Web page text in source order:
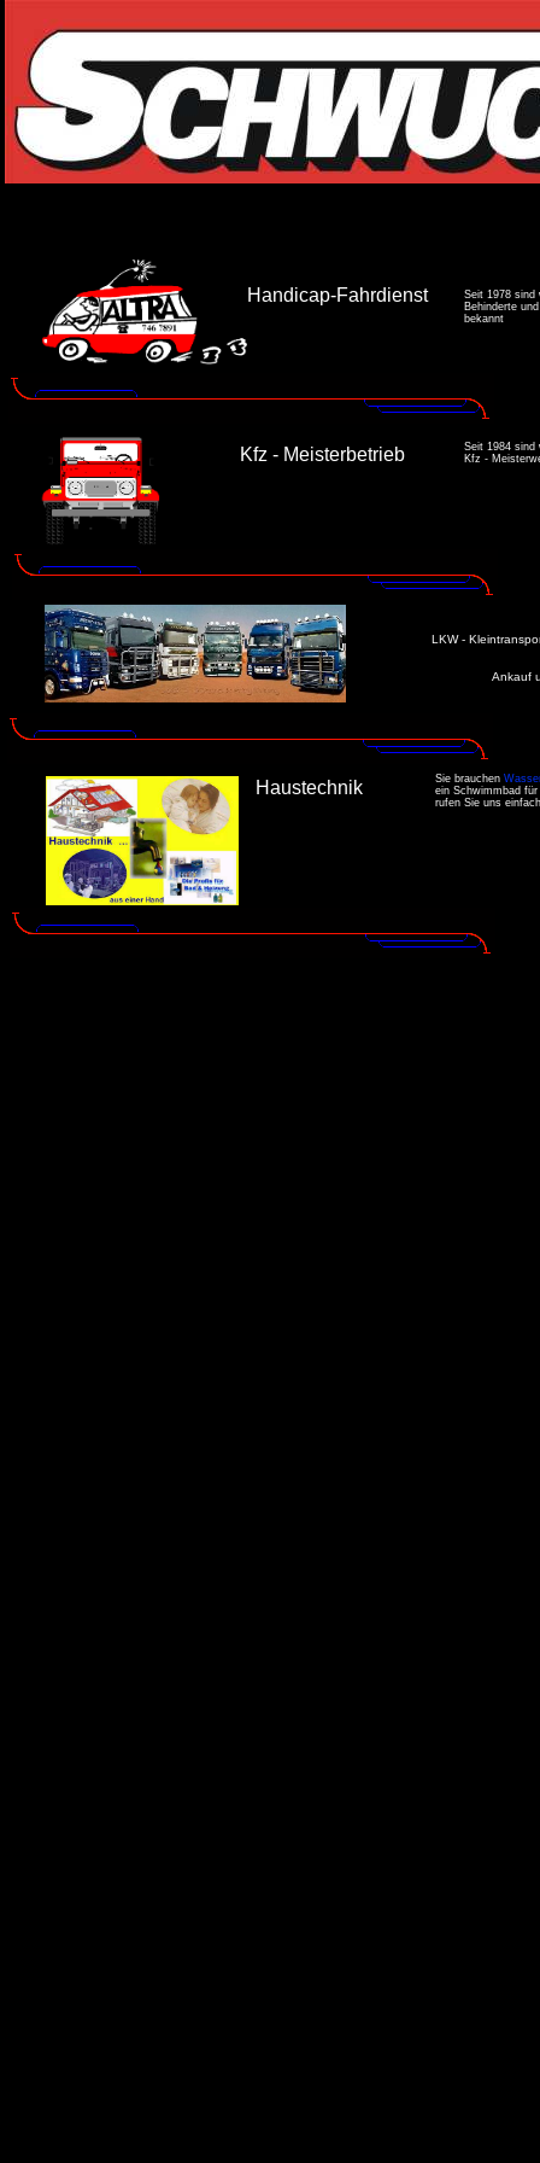
Handicap-Fahrdienst
Seit 1978 sind
Behinderte
bekannt
Kfz - Meisterbetrieb
Seit 1984 sind
Kfz -
LKW -
Ankauf
Haustechnik Sie brauchen
ein Schwimmbad
rufen Sie uns